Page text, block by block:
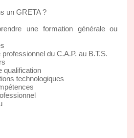
un GRETA ?
une formation générale ou
du C.A.P. au B.T.S.
qualification
technologiques